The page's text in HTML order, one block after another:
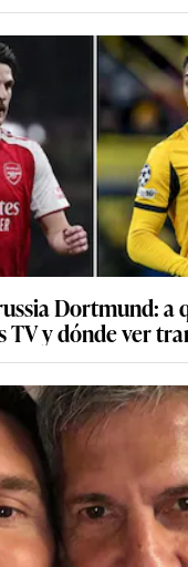
Dortmund: a
TV y dónde ver